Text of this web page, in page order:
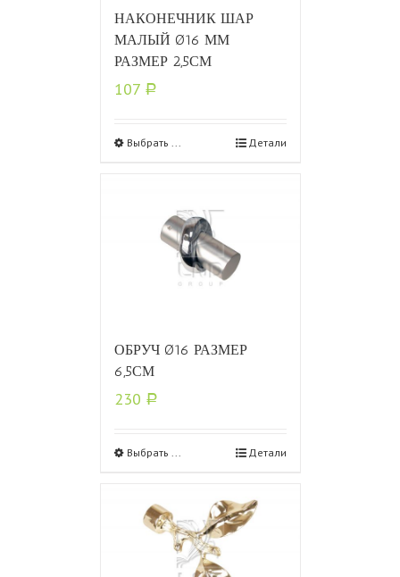
НАКОНЕЧНИК ШАР
МАЛЫЙ Ø16 ММ
РАЗМЕР 2,5СМ
107 Р
Выбрать ... Детали
ОБРУЧ Ø16 РАЗМЕР
6,5СМ
230 Р
Выбрать ... Детали